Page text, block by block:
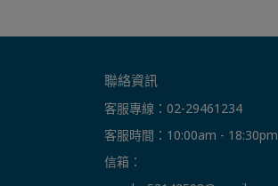
聯絡資訊
客服專線：02-29461234
客服時間：10:00am - 18:30pm
信箱：